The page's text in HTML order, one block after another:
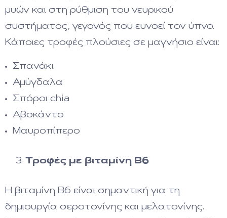
μυών και στη ρύθμιση του νευρικού
συστήματος, γεγονός που ευνοεί τον ύπνο.
Κάποιες τροφές πλούσιες σε μαγνήσιο είναι:
Σπανάκι
Αμύγδαλα
Σπόροι chia
Αβοκάντο
Μαυροπίπερο
Τροφές με βιταμίνη Β6
Η βιταμίνη Β6 είναι σημαντική για τη
δημιουργία σεροτονίνης και μελατονίνης.